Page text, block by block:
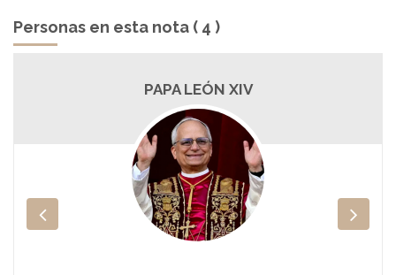
Personas en esta nota ( 4 )
ROBERT PREVOST
Ver Biografï¿½a y Noticias